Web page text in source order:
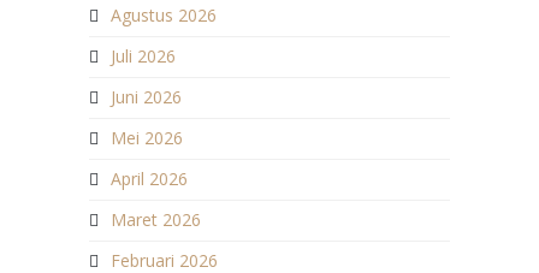
Agustus 2026
Juli 2026
Juni 2026
Mei 2026
April 2026
Maret 2026
Februari 2026